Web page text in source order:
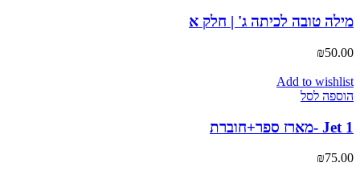
מילה טובה לכיתה ג' | חלק א
₪50.00
Add to wishlist
הוספה לסל
Jet 1 -מארז ספר+חוברת
₪75.00